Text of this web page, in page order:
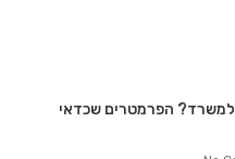
למשרד? הפרמטרים שכדאי